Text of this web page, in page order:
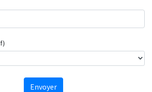
Envoyer